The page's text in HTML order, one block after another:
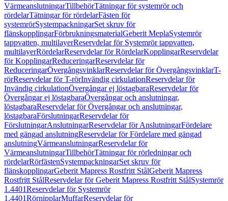
VärmeanslutningarTillbehörTätningar för systemrör och
rördelarTätningar för rördelarFästen för
systemrörSystempackningarSet skruv för
flänskopplingarFörbrukningsmaterialGeberit MeplaSystemrör
tappvatten, multilayerReservdelar för Systemrör tappvatten,
multilayerRördelarReservdelar för RördelarKopplingarReservdelar
för KopplingarReduceringarReservdelar för
ReduceringarÖvergångsvinklarReservdelar för ÖvergångsvinklarT-
rörReservdelar för T-rörInvändig cirkulationReservdelar för
Invändig cirkulationÖvergångar ej löstagbaraReservdelar för
Övergångar ej löstagbaraÖvergångar och anslutningar,
löstagbaraReservdelar för Övergångar och anslutningar,
löstagbaraFörslutningarReservdelar för
FörslutningarAnslutningarReservdelar för AnslutningarFördelare
med gängad anslutningReservdelar för Fördelare med gängad
anslutningVärmeanslutningarReservdelar för
VärmeanslutningarTillbehörTätningar för rörledningar och
rördelarRörfästenSystempackningarSet skruv för
flänskopplingarGeberit Mapress Rostfritt StålGeberit Mapress
Rostfritt StålReservdelar för Geberit Mapress Rostfritt StålSystemrör
1.4401Reservdelar för Systemrör
1.4401RörnipplarMuffarReservdelar för